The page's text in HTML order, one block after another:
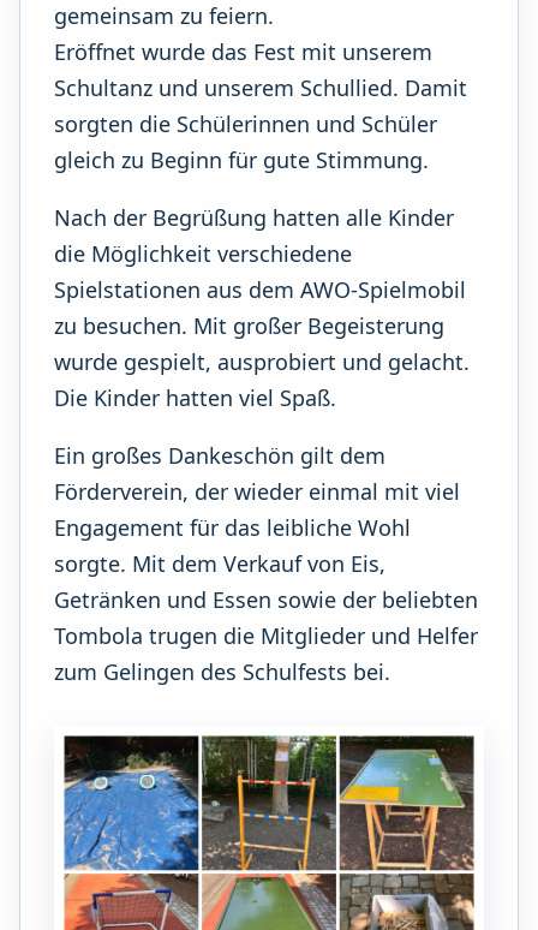
gemeinsam zu feiern.
Eröffnet wurde das Fest mit unserem
Schultanz und unserem Schullied. Damit
sorgten die Schülerinnen und Schüler
gleich zu Beginn für gute Stimmung.
Nach der Begrüßung hatten alle Kinder
die Möglichkeit verschiedene
Spielstationen aus dem AWO-Spielmobil
zu besuchen. Mit großer Begeisterung
wurde gespielt, ausprobiert und gelacht.
Die Kinder hatten viel Spaß.
Ein großes Dankeschön gilt dem
Förderverein, der wieder einmal mit viel
Engagement für das leibliche Wohl
sorgte. Mit dem Verkauf von Eis,
Getränken und Essen sowie der beliebten
Tombola trugen die Mitglieder und Helfer
zum Gelingen des Schulfests bei.